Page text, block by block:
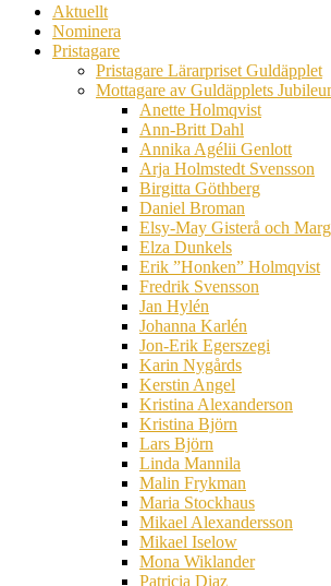
Aktuellt
Nominera
Pristagare
Pristagare Lärarpriset Guldäpplet
Mottagare av Guldäpplets
Anette Holmqvist
Ann-Britt Dahl
Annika Agélii Genlott
Arja Holmstedt Svensson
Birgitta Göthberg
Daniel Broman
Elsy-May Gisterå och
Elza Dunkels
Erik ”Honken” Holmqvist
Fredrik Svensson
Jan Hylén
Johanna Karlén
Jon-Erik Egerszegi
Karin Nygårds
Kerstin Angel
Kristina Alexanderson
Kristina Björn
Lars Björn
Linda Mannila
Malin Frykman
Maria Stockhaus
Mikael Alexandersson
Mikael Iselow
Mona Wiklander
Patricia Diaz